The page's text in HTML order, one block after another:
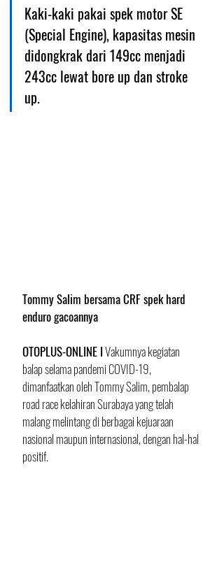
Kaki-kaki pakai spek motor SE
(Special Engine), kapasitas mesin
didongkrak dari 149cc menjadi
243cc lewat bore up dan stroke
up.
Tommy Salim bersama CRF spek hard
enduro gacoannya
OTOPLUS-ONLINE I Vakumnya kegiatan
balap selama pandemi COVID-19,
dimanfaatkan oleh Tommy Salim, pembalap
road race kelahiran Surabaya yang telah
malang melintang di berbagai kejuaraan
nasional maupun internasional, dengan hal-hal
positif.